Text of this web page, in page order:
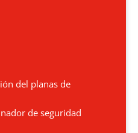
del planas de
de seguridad